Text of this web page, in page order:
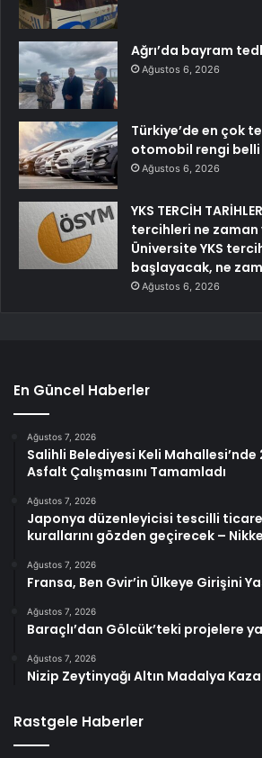
Ağrı’da bayram
Ağustos 6, 2026
Türkiye’de en çok
otomobil rengi
Ağustos 6, 2026
YKS TERCİH
tercihleri ne zaman
Üniversite YKS
başlayacak, ne
Ağustos 6, 2026
En Güncel Haberler
Ağustos 7, 2026
Salihli Belediyesi Keli Mahallesi’nde
Asfalt Çalışmasını Tamamladı
Ağustos 7, 2026
Japonya düzenleyicisi tescilli
kurallarını gözden geçirecek –
Ağustos 7, 2026
Fransa, Ben Gvir’in Ülkeye Girişini
Ağustos 7, 2026
Baraçlı’dan Gölcük’teki projelere
Ağustos 7, 2026
Nizip Zeytinyağı Altın Madalya
Rastgele Haberler